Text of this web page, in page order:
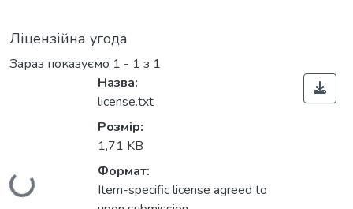
Ліцензійна угода
Зараз показуємо 1 - 1 з 1
Вантажиться...
Назва:
license.txt
Розмір:
1,71 KB
Формат:
Item-specific license agreed to